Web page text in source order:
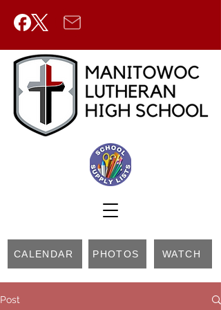
CALENDAR PHOTOS WATCH
Post